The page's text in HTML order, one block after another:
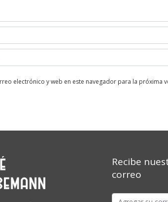
electrónico y web en este navegador para la próxima
Recibe
correo